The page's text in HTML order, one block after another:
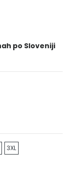
po Sloveniji
3XL